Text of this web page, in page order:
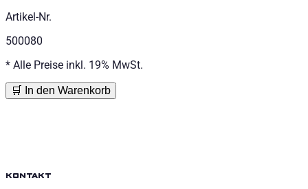
Artikel-Nr.
500080
* Alle Preise inkl. 19% MwSt.
🛒 In den Warenkorb
kontakt